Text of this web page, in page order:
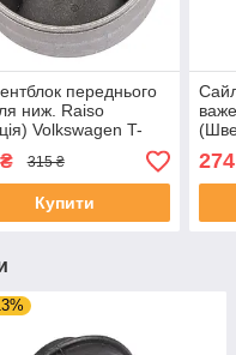
переднього
ниж. Raiso
Volkswagen T-
Т-Рок
UASDRRE4
315 ₴
Купити
274